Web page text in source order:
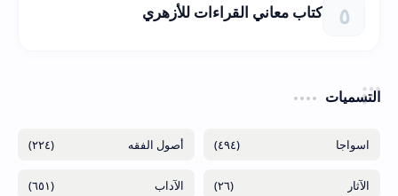
كتاب معاني القراءات للأزهري
التسميات
(٤٩٤) (٢٢٤)
(٢٦) (٦٥١)